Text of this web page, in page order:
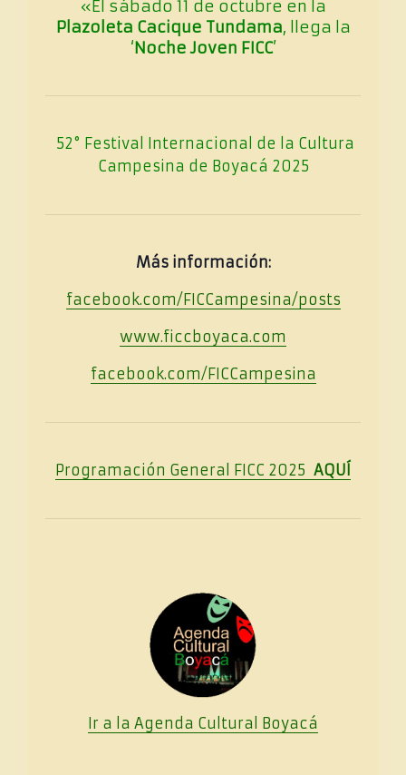
«El sábado 11 de octubre en la
Plazoleta Cacique Tundama, llega la
‘Noche Joven FICC’
52° Festival Internacional de la Cultura
Campesina de Boyacá 2025
Más información:
facebook.com/FICCampesina/posts
www.ficcboyaca.com
facebook.com/FICCampesina
Programación General FICC 2025 AQUÍ
Ir a la Agenda Cultural Boyacá